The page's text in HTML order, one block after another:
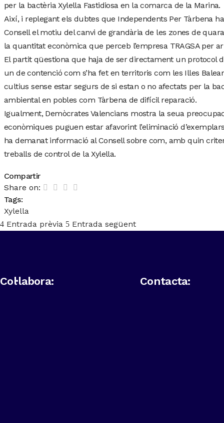
per la bactèria Xylella Fastidiosa en la comarca de la Marina.
Així, i replegant els dubtes que Independents Per Tàrbena
Consell el motiu del canvi de grandària de les zones de
la quantitat econòmica que perceb l’empresa TRAGSA per
El partit qüestiona que haja de ser directament un protocol
un de contenció com s’ha fet en territoris com les Illes
cultius sense estar segurs de si estan o no afectats per la
ambiental en pobles com Tàrbena de difícil reparació.
Igualment, Demòcrates Valencians mostra la seua
econòmiques puguen estar afavorint l’eliminació
ha demanat informació al Consell sobre com, amb quin
treballs de control de la Xylella.
Compartir
Share on:
Tags:
Xylella
Entrada prèvia
Entrada següent
Col·labora: Contacta: